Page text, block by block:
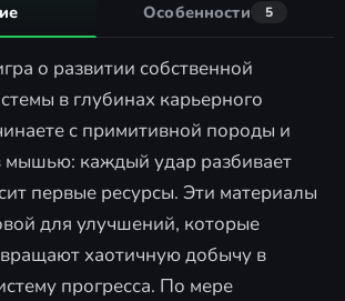
Особенности 5
о развитии собственной
в глубинах карьерного
с примитивной породы и
мышью: каждый удар разбивает
первые ресурсы. Эти материалы
для улучшений, которые
хаотичную добычу в
прогресса. По мере